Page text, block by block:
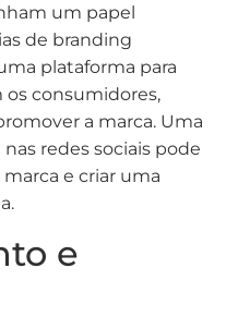
um papel
de branding
plataforma para
consumidores,
a marca. Uma
redes sociais pode
e criar uma
e